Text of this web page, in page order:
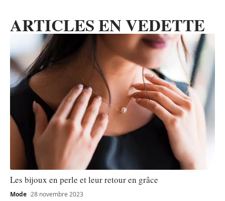
ARTICLES EN VEDETTE
Les bijoux en perle et leur retour en grâce
Mode 28 novembre 2023